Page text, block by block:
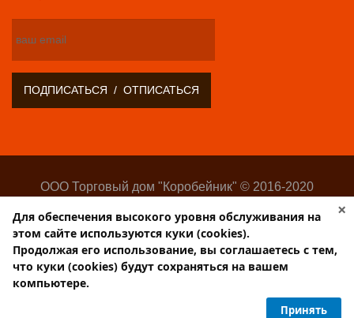
ООО Торговый дом "Коробейник" © 2016-2020
изделий
Разработка:Web-студия Websilon
Поддержка сайта —ООО «Центр-Интернет»
Торговый дом КОРОБЕЙНИК
×
Для обеспечения высокого уровня обслуживания на
этом сайте используются куки (cookies).
Продолжая его использование, вы соглашаетесь с тем,
что куки (cookies) будут сохраняться на вашем
компьютере.
Принять